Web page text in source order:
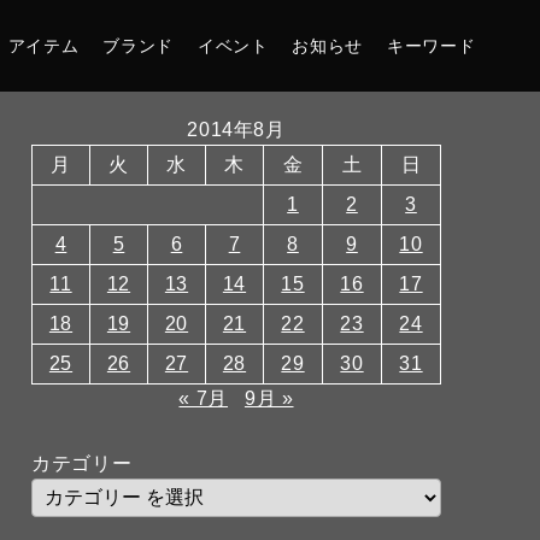
アイテム ブランド イベント お知らせ キーワード
2014年8月
月
火 水 木 金 土
日
1
2
3
4
5 6 7 8 9
10
11
12 13 14 15 16
17
18
19 20 21 22 23
24
25
26 27 28 29 30
31
« 7月
9月 »
カテゴリー